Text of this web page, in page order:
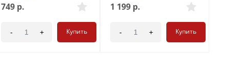
749 р.
- + Купить
1 199 р.
- + Купить